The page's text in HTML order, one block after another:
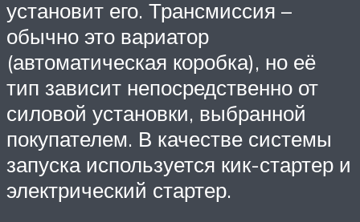
установит его. Трансмиссия –
обычно это вариатор
(автоматическая коробка), но её
тип зависит непосредственно от
силовой установки, выбранной
покупателем. В качестве системы
запуска используется кик-стартер и
электрический стартер.